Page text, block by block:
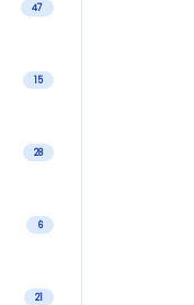
47
15
28
6
21